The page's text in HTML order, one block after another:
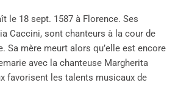
le 18 sept. 1587 à Florence. Ses
Caccini, sont chanteurs à la cour de
Sa mère meurt alors qu’elle est encore
avec la chanteuse Margherita
favorisent les talents musicaux de